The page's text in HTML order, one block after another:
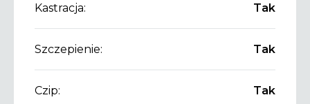
Kastracja: Tak
Szczepienie: Tak
Czip: Tak